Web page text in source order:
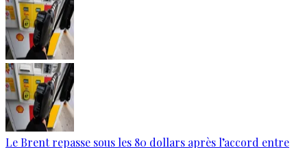
Le Brent repasse sous les 80 dollars après l’accord entre